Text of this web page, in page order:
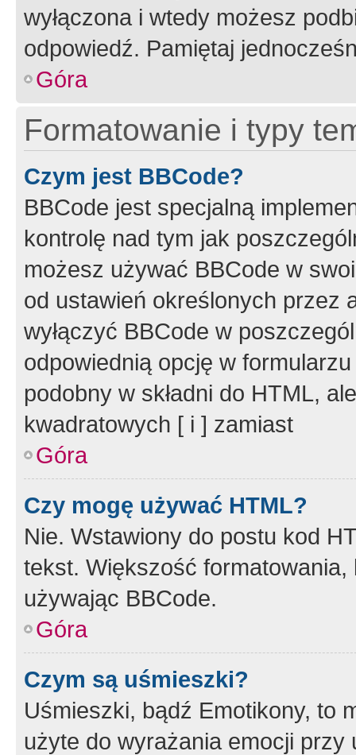
wyłączona i wtedy możesz
odpowiedź. Pamiętaj
Góra
Formatowanie i typy
Czym jest BBCode?
BBCode jest specjalną
kontrolę nad tym jak
możesz używać BBCode w
od ustawień określonych przez
wyłączyć BBCode w
odpowiednią opcję w
podobny w składni do HTML,
kwadratowych [ i ] zamiast
Góra
Czy mogę używać HTML?
Nie. Wstawiony do postu kod
tekst. Większość
używając BBCode.
Góra
Czym są uśmieszki?
Uśmieszki, bądź Emotikony, to
użyte do wyrażania emocji